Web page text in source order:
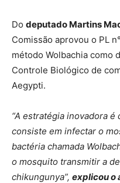
Do deputado Martins
Comissão aprovou o PL
método Wolbachia como
Controle Biológico de
Aegypti.
“A estratégia inovadora
consiste em infectar o
bactéria chamada
o mosquito transmitir a
chikungunya”, explicou o